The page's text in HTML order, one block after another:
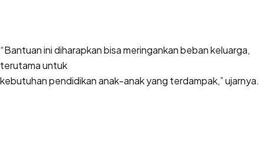
“Bantuan ini diharapkan bisa meringankan beban keluarga,
terutama untuk
kebutuhan pendidikan anak-anak yang terdampak,” ujarnya.